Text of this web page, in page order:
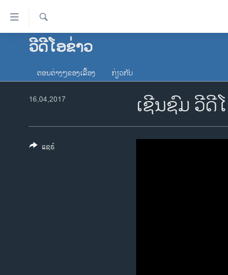
ລິ້ງ
ສຳຫລັບ
ຂ້າມ
ໂຮມເພຈ
ອາເມຣິກາ
ການເລືອກຕັ້ງ ປະທານາທີບໍດີ ສະຫະລັດ
ຂ່າວ​ຈີນ
ຄົ້ນຫາ
ວີດີໂອຂ່າວ
ຕອນຕ່າງໆຂອງເລື້ອງ ກ່ຽວກັບ
ເຊີນຊົມ ວີດີ
16,04,2017
ແຊຣ໌